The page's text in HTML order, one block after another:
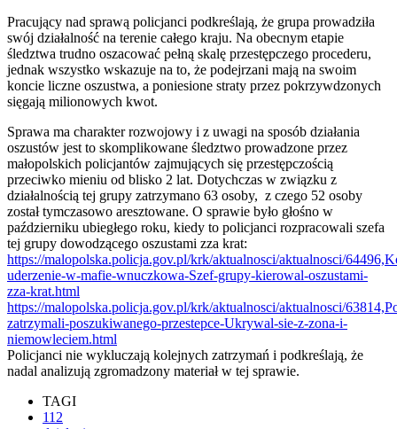
Pracujący nad sprawą policjanci podkreślają, że grupa prowadziła
swój działalność na terenie całego kraju. Na obecnym etapie
śledztwa trudno oszacować pełną skalę przestępczego procederu,
jednak wszystko wskazuje na to, że podejrzani mają na swoim
koncie liczne oszustwa, a poniesione straty przez pokrzywdzonych
sięgają milionowych kwot.
Sprawa ma charakter rozwojowy i z uwagi na sposób działania
oszustów jest to skomplikowane śledztwo prowadzone przez
małopolskich policjantów zajmujących się przestępczością
przeciwko mieniu od blisko 2 lat. Dotychczas w związku z
działalnością tej grupy zatrzymano 63 osoby, z czego 52 osoby
został tymczasowo aresztowane. O sprawie było głośno w
październiku ubiegłego roku, kiedy to policjanci rozpracowali szefa
tej grupy dowodzącego oszustami zza krat:
https://malopolska.policja.gov.pl/krk/aktualnosci/aktualnosci/
uderzenie-w-mafie-wnuczkowa-Szef-grupy-kierowal-oszustami-
zza-krat.html
https://malopolska.policja.gov.pl/krk/aktualnosci/aktualnosci/
zatrzymali-poszukiwanego-przestepce-Ukrywal-sie-z-zona-i-
niemowleciem.html
Policjanci nie wykluczają kolejnych zatrzymań i podkreślają, że
nadal analizują zgromadzony materiał w tej sprawie.
TAGI
112